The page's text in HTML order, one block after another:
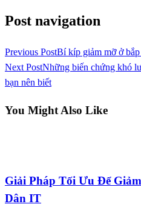
Post navigation
Previous PostBí kíp giảm mỡ ở
Next PostNhững biến chứng khó
bạn nên biết
You Might Also Like
Giải Pháp Tối Ưu Để
Dân IT